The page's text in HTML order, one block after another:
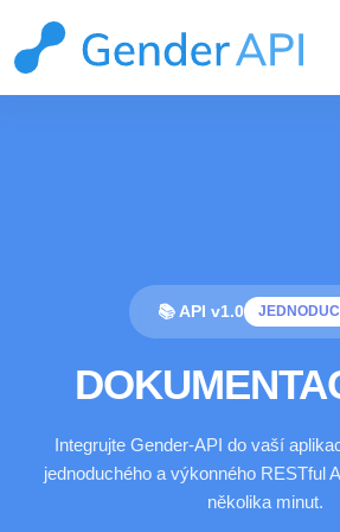
📚 API v1.0
Integrujte Gender-API do vaší
jednoduchého a výkonného RESTful
několika minut.